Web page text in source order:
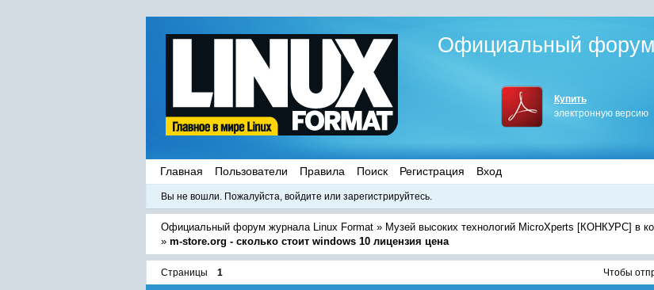
Официальный
Купить
электронную версию
Главная Пользователи Правила Поиск Регистрация Вход
Вы не вошли. Пожалуйста, войдите или зарегистрируйтесь.
Официальный форум журнала Linux Format » Музей высоких технологий MicroXperts [КОНКУРС] в
» m-store.org - сколько стоит windows 10 лицензия цена
Страницы 1 Чтобы